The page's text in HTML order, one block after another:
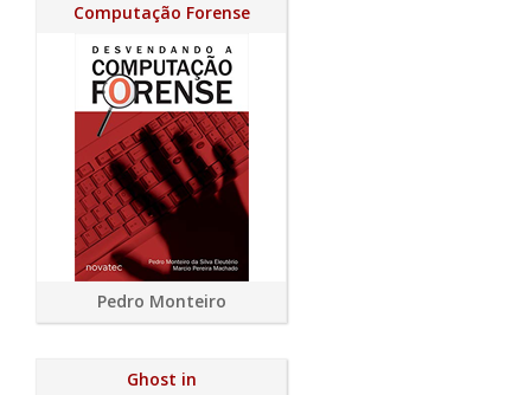
Computação Forense
Pedro Monteiro
Ghost in